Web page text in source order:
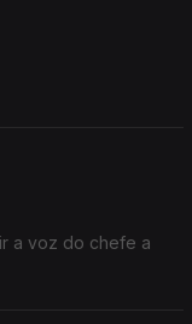
a voz do chefe a